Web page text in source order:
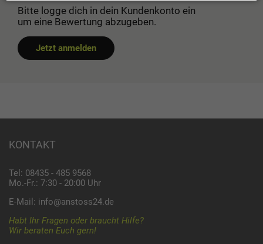
Bitte logge dich in dein Kundenkonto ein
um eine Bewertung abzugeben.
Jetzt anmelden
KONTAKT
Tel: 08435 - 485 9568
Mo.-Fr.: 7:30 - 20:00 Uhr
E-Mail: info@anstoss24.de
Habt Ihr Fragen oder braucht Hilfe?
Wir beraten Euch gern!